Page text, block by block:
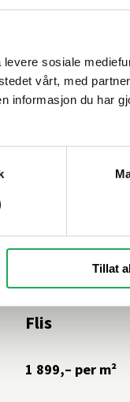
sosiale
vårt, med
informasjon du har
Tillat
I Tecnici
Flis
1 899,– per m²